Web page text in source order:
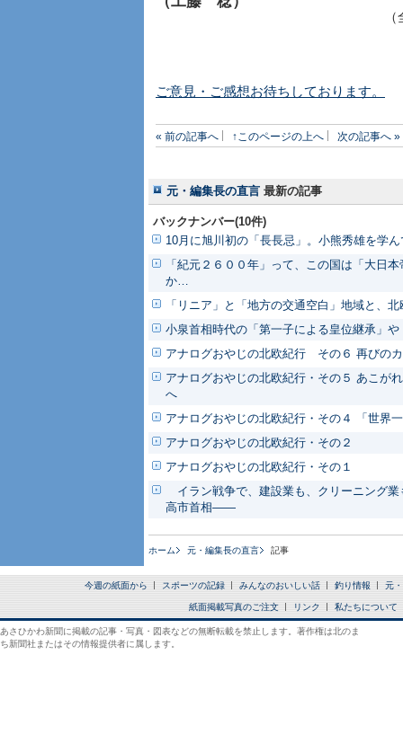
ご意見・ご感想お待ちしております。
« 前の記事へ ↑このページの上へ 次の記事へ »
元・編集長の直言 最新の記事
バックナンバー(10件)
10月に旭川初の「長長忌」。小熊秀雄を学
「紀元２６００年」って、この国は「大日
か…
「リニア」と「地方の交通空白」地域と、
小泉首相時代の「第一子による皇位継承」
アナログおやじの北欧紀行 その６ 再びの
アナログおやじの北欧紀行・その５ あこが
へ
アナログおやじの北欧紀行・その４ 「世界
アナログおやじの北欧紀行・その２
アナログおやじの北欧紀行・その１
イラン戦争で、建設業も、クリーニング
高市首相――
ホーム 元・編集長の直言 記事
今週の紙面から スポーツの記録 みんなのおいしい話 釣り情報 元
紙面掲載写真のご注文 リンク 私たちについて
あさひかわ新聞に掲載の記事・写真・図表などの無断転載を禁止します。著作権は北のま
ち新聞社またはその情報提供者に属します。